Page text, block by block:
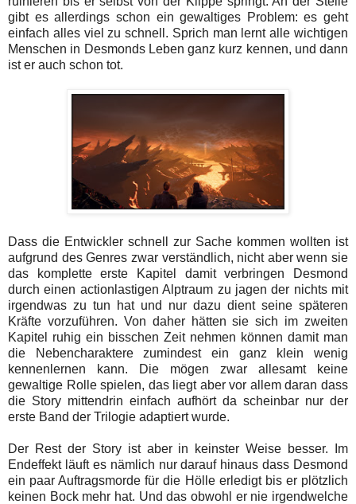
gibt es allerdings schon ein gewaltiges Problem: es geht
einfach alles viel zu schnell. Sprich man lernt alle wichtigen
Menschen in Desmonds Leben ganz kurz kennen, und dann
ist er auch schon tot.
Dass die Entwickler schnell zur Sache kommen wollten ist
aufgrund des Genres zwar verständlich, nicht aber wenn sie
das komplette erste Kapitel damit verbringen Desmond
durch einen actionlastigen Alptraum zu jagen der nichts mit
irgendwas zu tun hat und nur dazu dient seine späteren
Kräfte vorzuführen. Von daher hätten sie sich im zweiten
Kapitel ruhig ein bisschen Zeit nehmen können damit man
die Nebencharaktere zumindest ein ganz klein wenig
kennenlernen kann. Die mögen zwar allesamt keine
gewaltige Rolle spielen, das liegt aber vor allem daran dass
die Story mittendrin einfach aufhört da scheinbar nur der
erste Band der Trilogie adaptiert wurde.
Der Rest der Story ist aber in keinster Weise besser. Im
Endeffekt läuft es nämlich nur darauf hinaus dass Desmond
ein paar Auftragsmorde für die Hölle erledigt bis er plötzlich
keinen Bock mehr hat. Und das obwohl er nie irgendwelche